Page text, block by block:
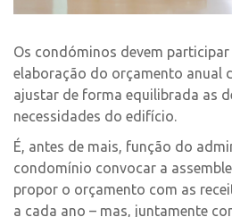
Os condóminos devem
elaboração do orçamento anual
ajustar de forma equilibrada as
necessidades do edifício.
É, antes de mais, função do
condomínio convocar a
propor o orçamento com as
a cada ano – mas, juntamente